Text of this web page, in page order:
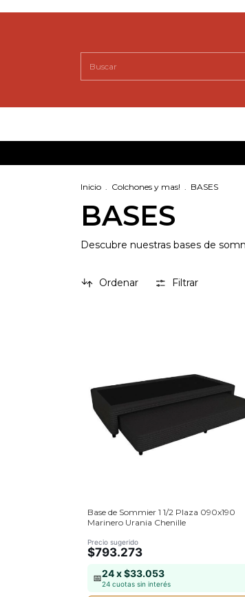
Inicio . Colchones y mas! . BASES
BASES
Descubre nuestras bases de
Ordenar Filtrar
Base de Sommier 1 1/2 Plaza 090x190
Marinero Urania Chenille
Precio sugerido
$793.273
📅24 x $33.053
24 cuotas sin interés